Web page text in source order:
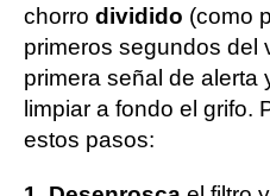
chorro dividido (como
primeros segundos del
primera señal de alerta
limpiar a fondo el grifo.
estos pasos: